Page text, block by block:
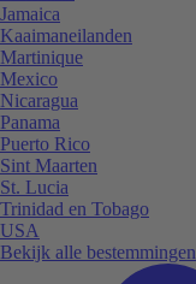
Jamaica
Kaaimaneilanden
Martinique
Mexico
Nicaragua
Panama
Puerto Rico
Sint Maarten
St. Lucia
Trinidad en Tobago
USA
Bekijk alle bestemmingen